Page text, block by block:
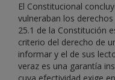
El Constitucional
vulneraban los
25.1 de la Constitución
criterio del derecho de
informar y el de sus
veraz es una garantía